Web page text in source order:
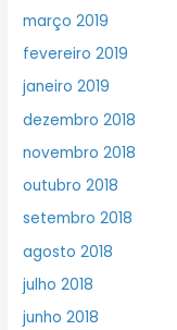
março 2019
fevereiro 2019
janeiro 2019
dezembro 2018
novembro 2018
outubro 2018
setembro 2018
agosto 2018
julho 2018
junho 2018